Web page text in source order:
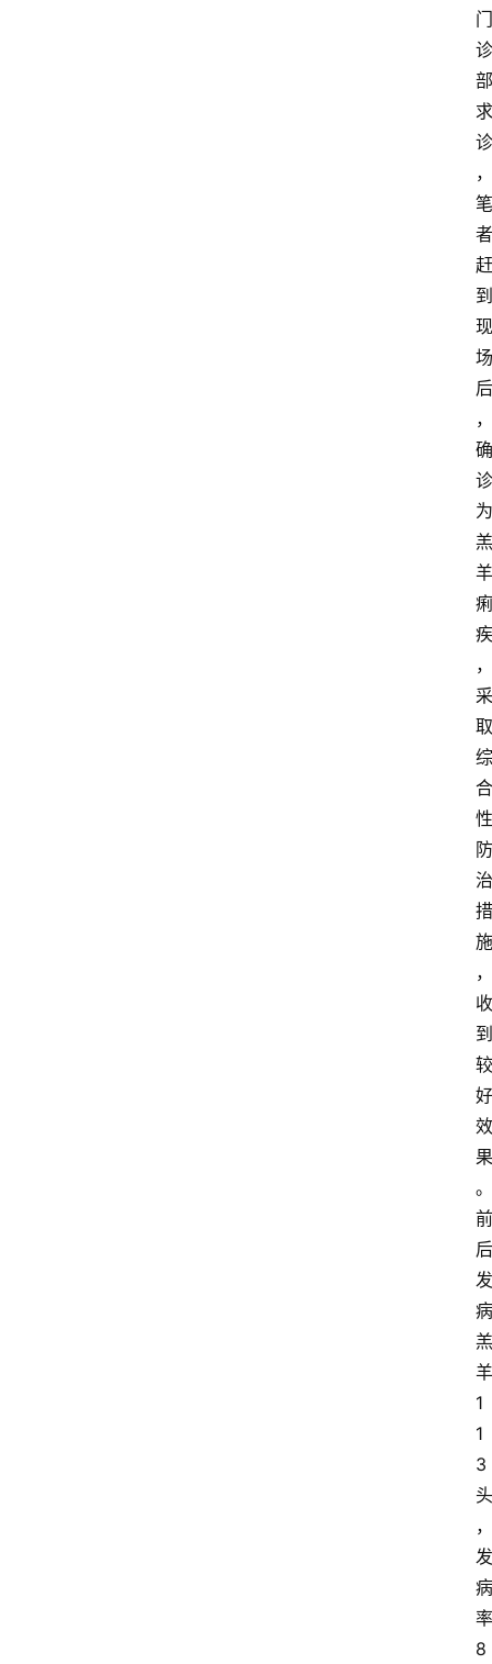
门
诊
部
求
诊
，
笔
者
赶
到
现
场
后
，
确
诊
为
羔
羊
痢
疾
，
采
取
综
合
性
防
治
措
施
，
收
到
较
好
效
果
。
前
后
发
病
羔
羊
1
1
3
头
，
发
病
率
8